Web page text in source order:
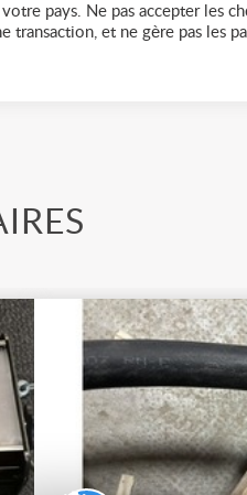
pays. Ne pas accepter les
transaction, et ne gère pas les